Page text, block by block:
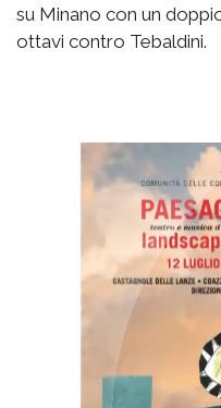
su Minano con un
ottavi contro Tebaldini.